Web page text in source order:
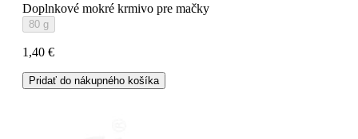
Doplnkové mokré krmivo pre mačky
80 g
1,40 €
Pridať do nákupného košíka